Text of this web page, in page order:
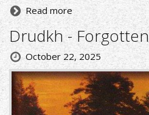
Read more
Drudkh -
October 22, 2025